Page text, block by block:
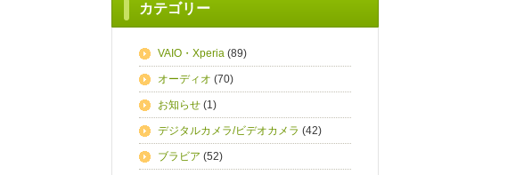
カテゴリー
VAIO・Xperia (89)
オーディオ (70)
お知らせ (1)
デジタルカメラ/ビデオカメラ (42)
ブラビア (52)